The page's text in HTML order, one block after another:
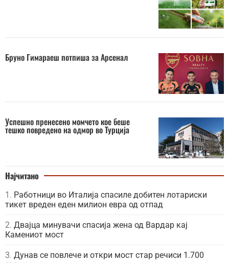
Бруно Гимараеш потпиша за Арсенал
Успешно пренесено момчето кое беше
тешко повредено на одмор во Турција
Најчитано
Работници во Италија спасиле добитен лотариски
тикет вреден еден милион евра од отпад
Двајца минувачи спасија жена од Вардар кај
Камениот мост
Дунав се повлече и откри мост стар речиси 1.700